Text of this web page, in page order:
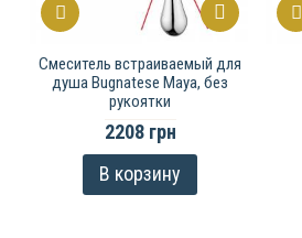
Смеситель встраиваемый для
душа Bugnatese Maya, без
рукоятки
2208 грн
В корзину